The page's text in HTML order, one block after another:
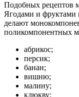
Подобных рецептов
Ягодами и фруктами
делают
поликомпонентных
абрикос;
персик;
банан;
вишню;
малину;
клюкву;